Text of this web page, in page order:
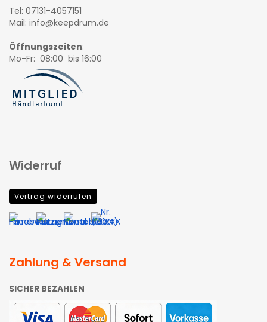
Tel: 07131-4057151
Mail: info@keepdrum.de
Öffnungszeiten:
Mo-Fr: 08:00 bis 16:00
Widerruf
Vertrag widerrufen
Zahlung & Versand
SICHER BEZAHLEN